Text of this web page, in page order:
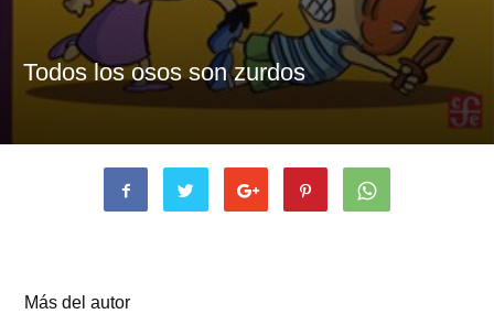
Todos los osos son zurdos
Más del autor